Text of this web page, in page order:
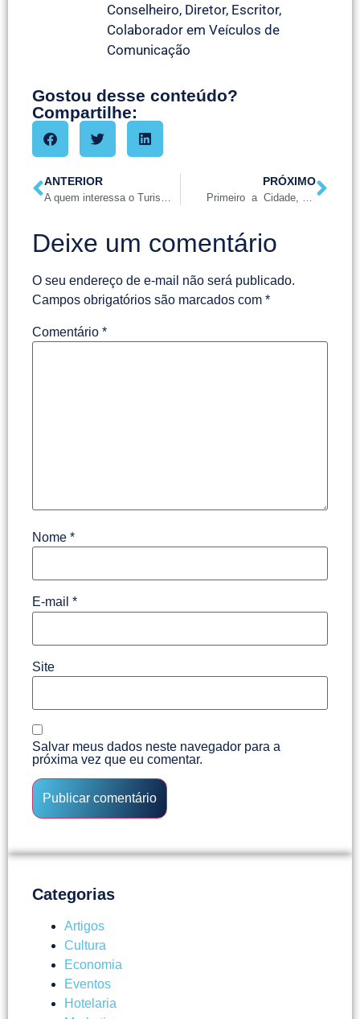
Conselheiro, Diretor, Escritor,
Colaborador em Veículos de
Comunicação
Gostou desse conteúdo?
Compartilhe:
ANTERIOR
A quem interessa o Turismo Urbano Receptivo ?
PRÓXIMO
Primeiro a Cidade, depois o Hotel
Deixe um comentário
O seu endereço de e-mail não será publicado.
Campos obrigatórios são marcados com *
Comentário *
Nome *
E-mail *
Site
Salvar meus dados neste navegador para a
próxima vez que eu comentar.
Categorias
Artigos
Cultura
Economia
Eventos
Hotelaria